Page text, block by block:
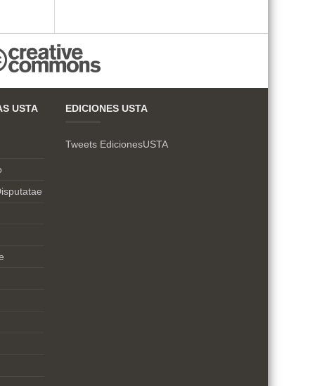
USTA EDICIONES USTA
Tweets EdicionesUSTA